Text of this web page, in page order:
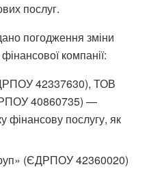
послуг.
погодження зміни
компанії:
42337630), ТОВ
40860735) —
фінансову послугу, як
(ЄДРПОУ 42360020)